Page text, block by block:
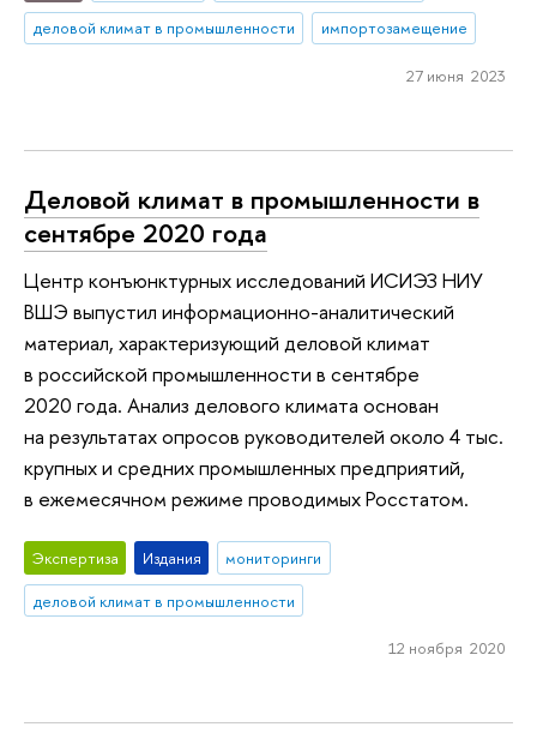
деловой климат в промышленности
импортозамещение
27 июня 2023
Деловой климат в промышленности в
сентябре 2020 года
Центр конъюнктурных исследований ИСИЭЗ НИУ
ВШЭ выпустил информационно-аналитический
материал, характеризующий деловой климат
в российской промышленности в сентябре
2020 года. Анализ делового климата основан
на результатах опросов руководителей около 4 тыс.
крупных и средних промышленных предприятий,
в ежемесячном режиме проводимых Росстатом.
Экспертиза Издания
мониторинги
деловой климат в промышленности
12 ноября 2020